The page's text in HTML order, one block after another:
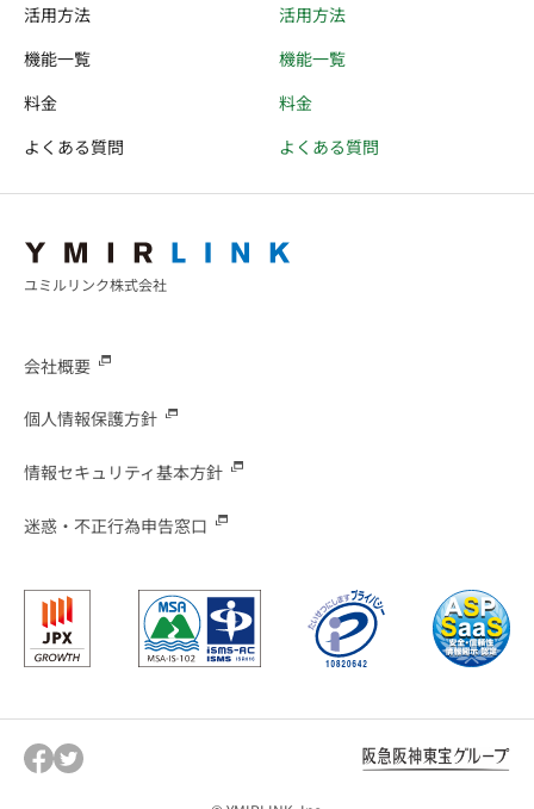
活用方法
機能一覧
料金
よくある質問
活用方法
機能一覧
料金
よくある質問
ユミルリンク株式会社
会社概要
個人情報保護方針
情報セキュリティ基本方針
迷惑・不正行為申告窓口